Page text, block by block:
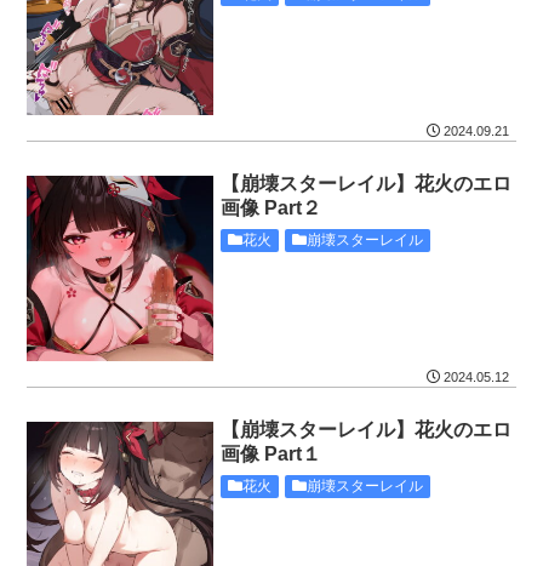
2024.09.21
【崩壊スターレイル】花火のエロ
画像 Part２
花火 崩壊スターレイル
2024.05.12
【崩壊スターレイル】花火のエロ
画像 Part１
花火 崩壊スターレイル